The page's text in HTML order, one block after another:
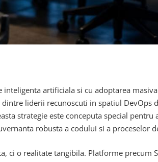
artificiala si cu adoptarea
dintre liderii recunoscuti in spatiul DevOps
strategie este conceputa special
robusta a codului si a proceselor
o realitate tangibila. Platforme precum